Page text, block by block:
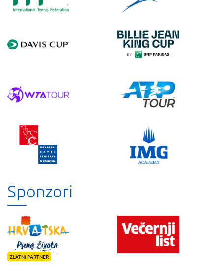
Sponzori
ZLATNI PARTNER